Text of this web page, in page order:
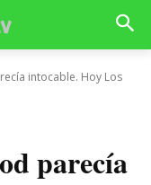
intocable. Hoy Los
parecía